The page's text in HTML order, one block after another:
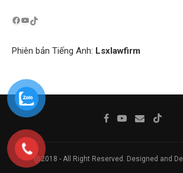
Phiên bản Tiếng Anh: Lsxlawfirm
@2018 - All Right Reserved. Designed and